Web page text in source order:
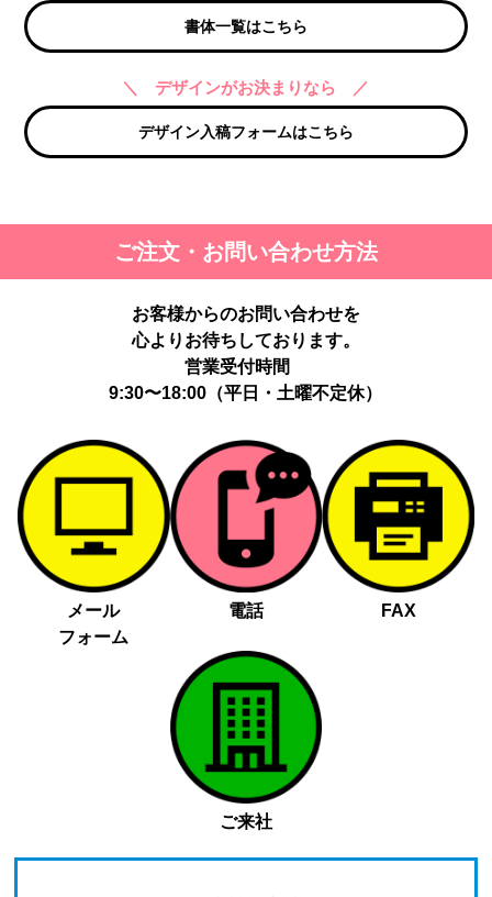
書体一覧はこちら
＼ デザインがお決まりなら ／
デザイン入稿フォームはこちら
ご注文・お問い合わせ方法
お客様からのお問い合わせを
心よりお待ちしております。
営業受付時間
9:30〜18:00（平日・土曜不定休）
メール
フォーム
電話 FAX
ご来社